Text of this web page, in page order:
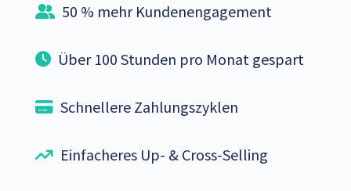
50 % mehr Kundenengagement
Über 100 Stunden pro Monat gespart
Schnellere Zahlungszyklen
Einfacheres Up- & Cross-Selling